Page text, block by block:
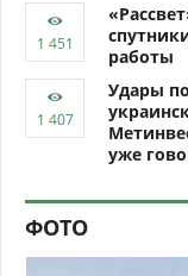
работы
Удары
уже
ФОТО